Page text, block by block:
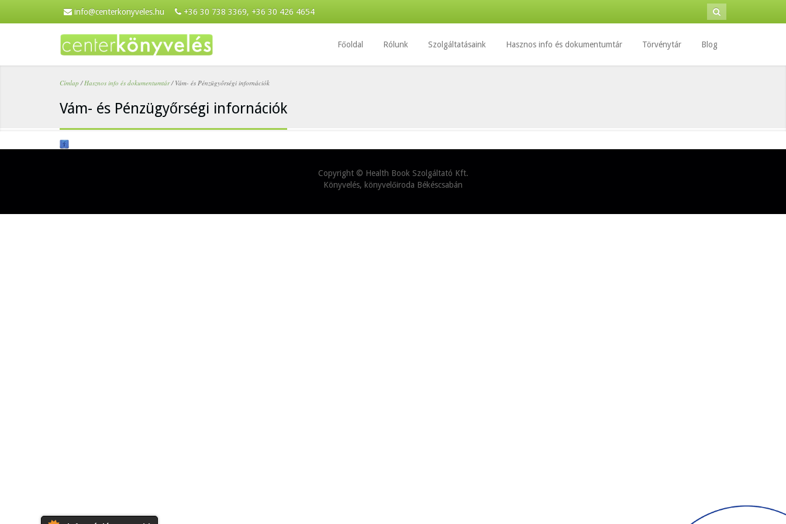
info@centerkonyveles.hu +36 30 738 3369, +36 30 426 4654
Keresés
űrlap
Keresés
Főoldal Rólunk Szolgáltatásaink Hasznos info és dokumentumtár Törvénytár Blog
Jelenlegi hely
Címlap / Hasznos info és dokumentumtár /Vám- és Pénzügyőrségi infornációk
Vám- és Pénzügyőrségi infornációk
Copyright © Health Book Szolgáltató Kft.
Könyvelés, könyvelőiroda Békéscsabán